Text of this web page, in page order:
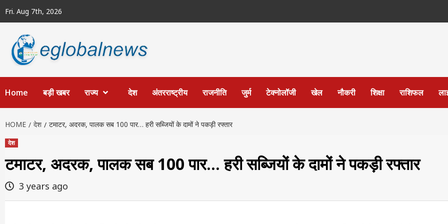
to
Fri. Aug 7th, 2026
Home बड़ी खबर राज्य देश अंतरराष्ट्रीय राजनीति जुर्म टेक्नोलॉजी खेल नौकरी शिक्षा राशिफल
HOME देश टमाटर, अदरक, पालक सब 100 पार… हरी सब्जियों के दामों ने पकड़ी रफ्तार
देश
टमाटर, अदरक, पालक सब 100 पार… हरी सब्जियों के दामों ने पकड़ी रफ्तार
3 years ago